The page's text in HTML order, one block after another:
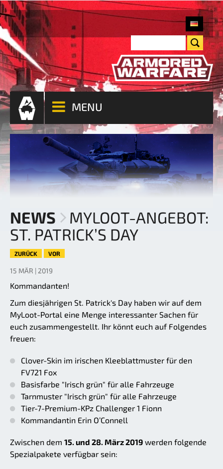
MENU
NEWS
MYLOOT-ANGEBOT:
ST. PATRICK’S DAY
ZURÜCK VOR
15 MÄR | 2019
Kommandanten!
Zum diesjährigen St. Patrick's Day haben wir auf dem
MyLoot-Portal eine Menge interessanter Sachen für
euch zusammengestellt. Ihr könnt euch auf Folgendes
freuen:
Clover-Skin im irischen Kleeblattmuster für den
FV721 Fox
Basisfarbe "Irisch grün" für alle Fahrzeuge
Tarnmuster "Irisch grün" für alle Fahrzeuge
Tier-7-Premium-KPz Challenger 1 Fionn
Kommandantin Erin O’Connell
Zwischen dem 15. und 28. März 2019 werden folgende
Spezialpakete verfügbar sein: